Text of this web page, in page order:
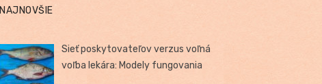
NAJNOVŠIE
Sieť poskytovateľov verzus voľná
voľba lekára: Modely fungovania